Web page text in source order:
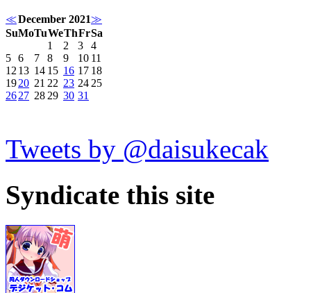
≪December 2021≫
SuMoTuWeThFrSa
1
2 3
4
5 6 7 8 9 10 11
12 13 14 15 16 17 18
1920 21 22 23 24 25
2627 28 29 30 31
Tweets by @daisukecak
Syndicate this site